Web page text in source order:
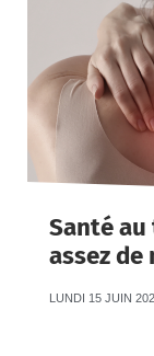
Santé au
assez de
LUNDI 15 JUIN